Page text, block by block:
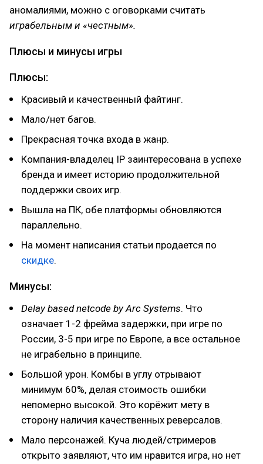
аномалиями, можно с оговорками считать
играбельным и «честным».
Плюсы и минусы игры
Плюсы:
Красивый и качественный файтинг.
Мало/нет багов.
Прекрасная точка входа в жанр.
Компания-владелец IP заинтересована в успехе
бренда и имеет историю продолжительной
поддержки своих игр.
Вышла на ПК, обе платформы обновляются
параллельно.
На момент написания статьи продается по
скидке.
Минусы:
Delay based netcode by Arc Systems. Что
означает 1-2 фрейма задержки, при игре по
России, 3-5 при игре по Европе, а все остальное
не играбельно в принципе.
Большой урон. Комбы в углу отрывают
минимум 60%, делая стоимость ошибки
непомерно высокой. Это корёжит мету в
сторону наличия качественных реверсалов.
Мало персонажей. Куча людей/стримеров
открыто заявляют, что им нравится игра, но нет